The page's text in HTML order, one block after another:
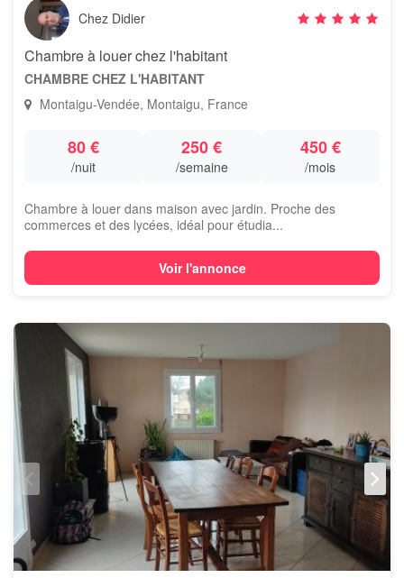
Chez Didier
Chambre à louer chez l'habitant
CHAMBRE CHEZ L'HABITANT
Montaigu-Vendée, Montaigu, France
80 €
/nuit
250 €
/semaine
450 €
/mois
Chambre à louer dans maison avec jardin. Proche des
commerces et des lycées, idéal pour étudia...
Voir l'annonce